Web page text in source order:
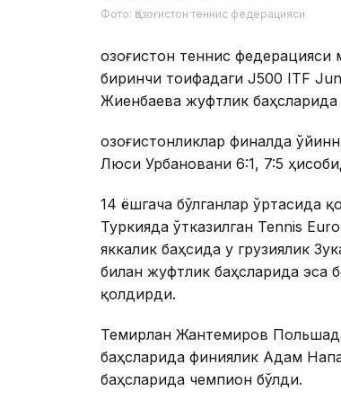
Фото: Қозоғистон теннис федерацияси
Қозоғистон теннис федерацияси
биринчи тоифадаги J500 ITF
Жиенбаева жуфтлик
Қозоғистонликлар финалда
Люси Урбановани 6:1, 7:5
14 ёшгача бўлганлар ўртасида
Туркияда ўтказилган Tennis
яккалик баҳсида у грузиялик
билан жуфтлик баҳсларида эса
қолдирди.
Темирлан Жантемиров
баҳсларида финиялик Адам
баҳсларида чемпион бўлди.